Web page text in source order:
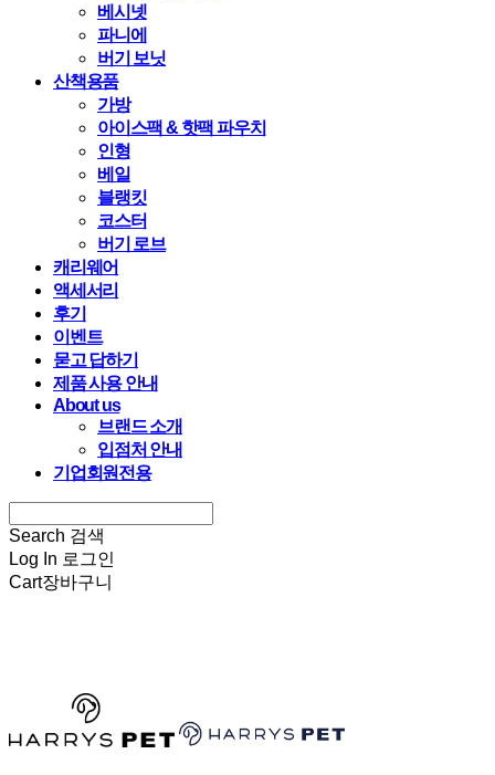
베시넷
파니에
버기 보닛
산책용품
가방
아이스팩 & 핫팩 파우치
인형
베일
블랭킷
코스터
버기 로브
캐리웨어
액세서리
후기
이벤트
묻고 답하기
제품 사용 안내
About us
브랜드 소개
입점처 안내
기업회원전용
Search 검색
Log In 로그인
Cart장바구니